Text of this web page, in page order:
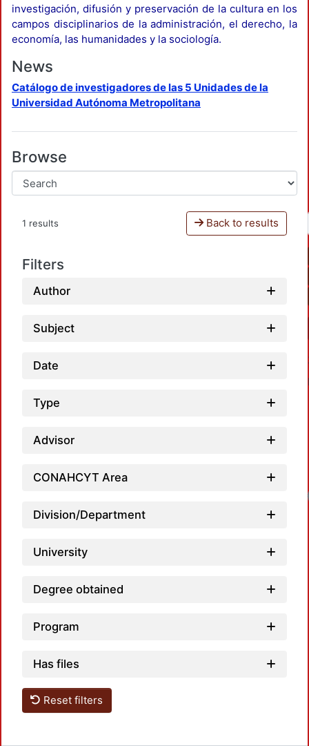
investigación, difusión y preservación de la cultura en los
campos disciplinarios de la administración, el derecho, la
economía, las humanidades y la sociología.
News
Catálogo de investigadores de las 5 Unidades de la
Universidad Autónoma Metropolitana
Browse
1 results Back to results
Filters
Author
Subject
Date
Type
Advisor
CONAHCYT Area
Division/Department
University
Degree obtained
Program
Has files
Reset filters